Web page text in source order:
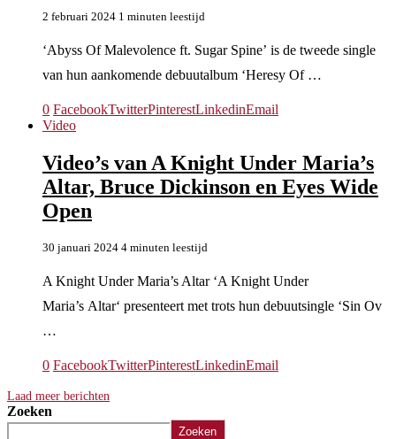
2 februari 2024 1 minuten leestijd
‘Abyss Of Malevolence ft. Sugar Spine’ is de tweede single
van hun aankomende debuutalbum ‘Heresy Of …
0 FacebookTwitterPinterestLinkedinEmail
Video
Video’s van A Knight Under Maria’s
Altar, Bruce Dickinson en Eyes Wide
Open
30 januari 2024 4 minuten leestijd
A Knight Under Maria’s Altar ‘A Knight Under
Maria’s Altar‘ presenteert met trots hun debuutsingle ‘Sin Ov
…
0 FacebookTwitterPinterestLinkedinEmail
Laad meer berichten
Zoeken
Zoeken